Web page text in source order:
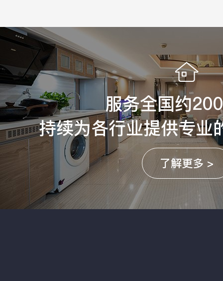
服务全国约
持续为各行业提供专业
了解更多 >